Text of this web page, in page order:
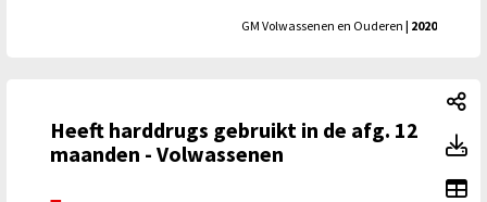
GM Volwassenen en Ouderen | 2020
Heeft harddrugs gebruikt in de afg. 12
maanden - Volwassenen